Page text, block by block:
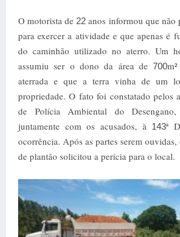
O motorista de22 anos informou que não
para exercer a atividade e que apenas é
do caminhão utilizado no aterro.Um
assumiu ser o dono da área de700
aterrada e que a terra vinha de um
propriedade. O fato foi constatado pelos
de Polícia Ambiental do Desengano,
juntamente com os acusados, à 143ª
ocorrência. Após as partes serem
de plantão solicitou a perícia para o local.